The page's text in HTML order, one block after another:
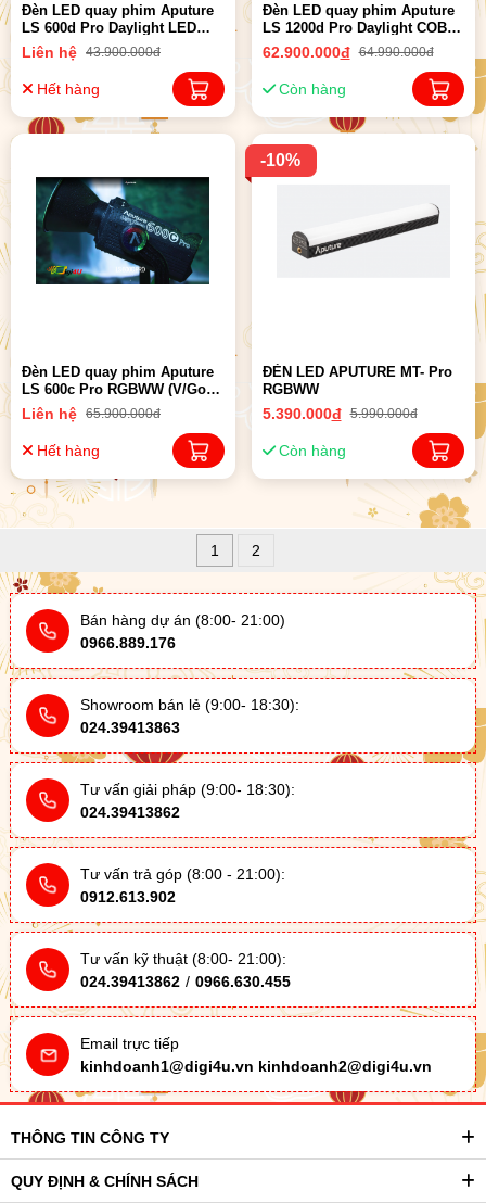
Đèn LED quay phim Aputure
LS 600d Pro Daylight LED
Light (V-mount) | Chính Hãng
Liên hệ 43.900.000đ
Hết hàng
Đèn LED quay phim Aputure
LS 1200d Pro Daylight COB
LED Light | Chính Hãng
62.900.000đ 64.990.000đ
Còn hàng
Đèn LED quay phim Aputure
LS 600c Pro RGBWW (V/Gold-
Mount) | Chính Hãng
Liên hệ 65.900.000đ
Hết hàng
-10%
ĐÈN LED APUTURE MT- Pro
RGBWW
5.390.000đ 5.990.000đ
Còn hàng
1 2
Bán hàng dự án (8:00- 21:00)
0966.889.176
Showroom bán lẻ (9:00- 18:30):
024.39413863
Tư vấn giải pháp (9:00- 18:30):
024.39413862
Tư vấn trả góp (8:00 - 21:00):
0912.613.902
Tư vấn kỹ thuật (8:00- 21:00):
024.39413862 / 0966.630.455
Email trực tiếp
kinhdoanh1@digi4u.vn kinhdoanh2@digi4u.vn
THÔNG TIN CÔNG TY
QUY ĐỊNH & CHÍNH SÁCH